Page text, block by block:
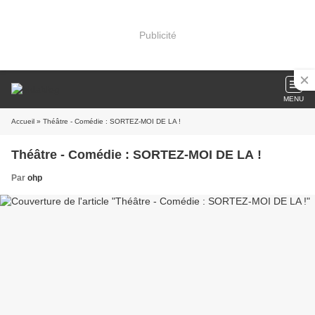
Publicité
MENU
Accueil » Théâtre - Comédie : SORTEZ-MOI DE LA !
Théâtre - Comédie : SORTEZ-MOI DE LA !
Par ohp